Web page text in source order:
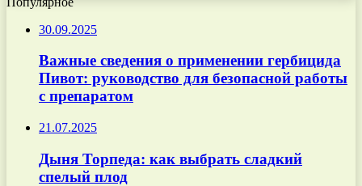
30.09.2025
Важные сведения о применении гербицида
Пивот: руководство для безопасной работы
с препаратом
21.07.2025
Дыня Торпеда: как выбрать сладкий
спелый плод